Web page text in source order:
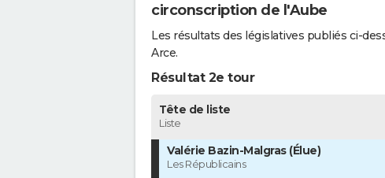
circonscription de l'Aube
Les résultats des législatives publiés ci-
Arce.
Résultat 2e tour
Tête de liste
Liste
Valérie Bazin-Malgras (Élue)
Les Républicains